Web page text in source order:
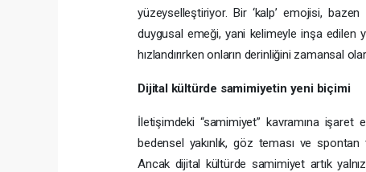
yüzeyselleştiriyor. Bir ‘kalp’ emojisi,
duygusal emeği, yani kelimeyle inşa edilen
hızlandırırken onların derinliğini zamansal
Dijital kültürde samimiyetin yeni biçimi
İletişimdeki “samimiyet” kavramına işaret
bedensel yakınlık, göz teması ve spontan
Ancak dijital kültürde samimiyet artık